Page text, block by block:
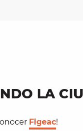
LA
Figeac!